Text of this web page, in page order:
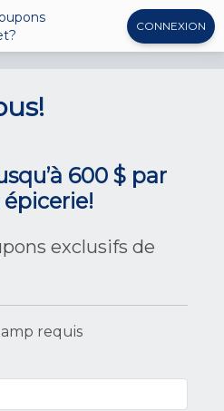
CONNEXION
600 $ par
exclusifs de
requis